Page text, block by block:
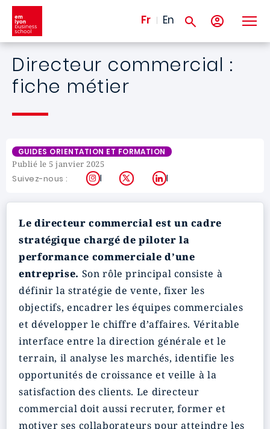
Aller au contenu principal
Fr En
Directeur commercial :
fiche métier
GUIDES ORIENTATION ET FORMATION
Publié le 5 janvier 2025
Suivez-nous : Instagram
X LinkedIn
Le directeur commercial est un cadre
stratégique chargé de piloter la
performance commerciale d’une
entreprise. Son rôle principal consiste à
définir la stratégie de vente, fixer les
objectifs, encadrer les équipes commerciales
et développer le chiffre d’affaires. Véritable
interface entre la direction générale et le
terrain, il analyse les marchés, identifie les
opportunités de croissance et veille à la
satisfaction des clients. Le directeur
commercial doit aussi recruter, former et
motiver ses collaborateurs pour atteindre les